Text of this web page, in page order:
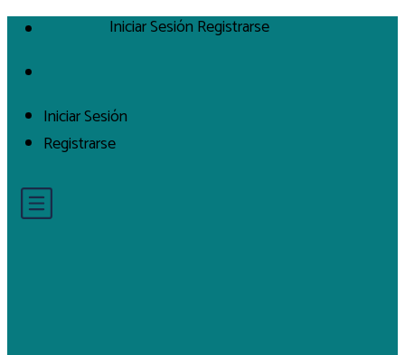
Iniciar Sesión
Registrarse
Iniciar Sesión Registrarse